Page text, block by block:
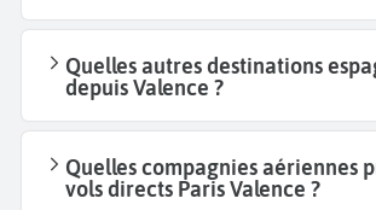
Quelles autres destinations
depuis Valence ?
Quelles compagnies aériennes
vols directs Paris Valence ?